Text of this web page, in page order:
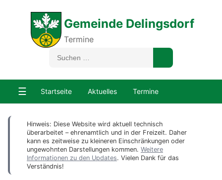
Gemeinde Delingsdorf
Termine
☰ Startseite Aktuelles Termine
Hinweis: Diese Website wird aktuell technisch
überarbeitet – ehrenamtlich und in der Freizeit. Daher
kann es zeitweise zu kleineren Einschränkungen oder
ungewohnten Darstellungen kommen. Weitere
Informationen zu den Updates. Vielen Dank für das
Verständnis!